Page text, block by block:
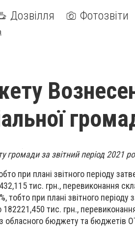
Дозвілля Фотозвіти
за звітний період 2021
при плані звітного періоду
тис. грн., перевиконання
тобто при плані звітного
тис. грн.,
обласного бюджету та бюджетів